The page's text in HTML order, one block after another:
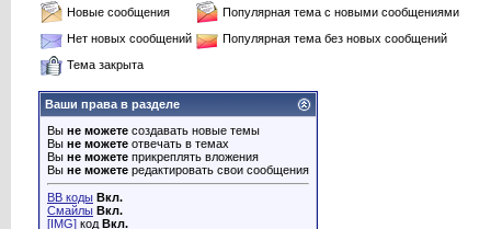
Новые сообщения
Популярная тема с новыми сообщениями
Нет новых сообщений
Популярная тема без новых сообщений
Тема закрыта
Ваши права в разделе
Вы не можете создавать новые темы
Вы не можете отвечать в темах
Вы не можете прикреплять вложения
Вы не можете редактировать свои сообщения
BB коды Вкл.
Смайлы Вкл.
[IMG] код Вкл.